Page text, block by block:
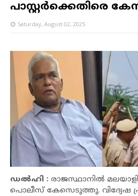
പാസ്റ്റര്‍ക്കെതിരെ
Saturday, August 02, 2025
ഡൽഹി : രാജസ്ഥാനിൽ മലയാളി
പൊലീസ് കേസെടുത്തു. വിദ്വേഷ